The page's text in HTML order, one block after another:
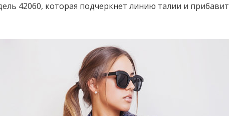
42060, которая подчеркнет линию талии и прибавит